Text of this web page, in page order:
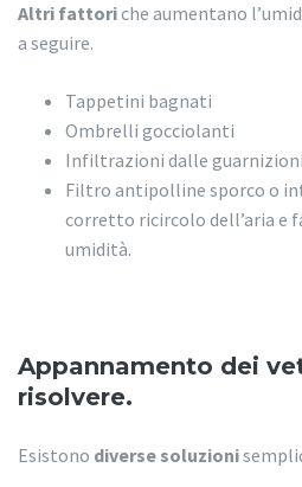
Altri fattoriche aumentano
a seguire.
Tappetini bagnati
Ombrelli gocciolanti
Infiltrazioni dalle
Filtro antipolline sporco o
corretto ricircolo dell’aria e
umidità.
Appannamento dei
risolvere.
Esistono diverse soluzioni